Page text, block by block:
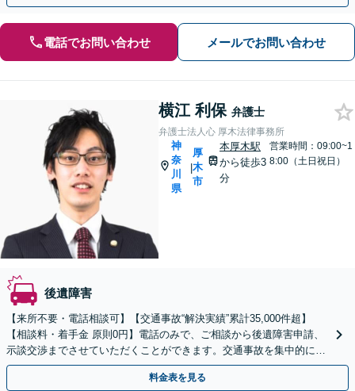
電話でお問い合わせ メールでお問い合わせ
横江 利保 弁護士
弁護士法人心 厚木法律事務所
神
奈
川
県
|
厚
木
市
本厚木駅
から徒歩3
分
営業時間：09:00~1
8:00（土日祝日）
後遺障害
【来所不要・電話相談可】【交通事故“解決実績”累計35,000件超】
【相談料・着手金 原則0円】電話のみで、ご相談から後遺障害申請、
示談交渉までさせていただくことができます。交通事故を集中的に取
り扱っている弁護士が全力でサポート！
料金表を見る